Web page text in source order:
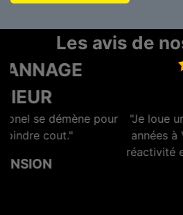
Les avis de
"Je loue un photocopieur
années à Volumaprint, tout
réactivité et service au top !
De